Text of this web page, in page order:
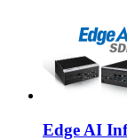
Edge AI